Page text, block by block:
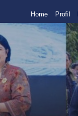
Home Profil